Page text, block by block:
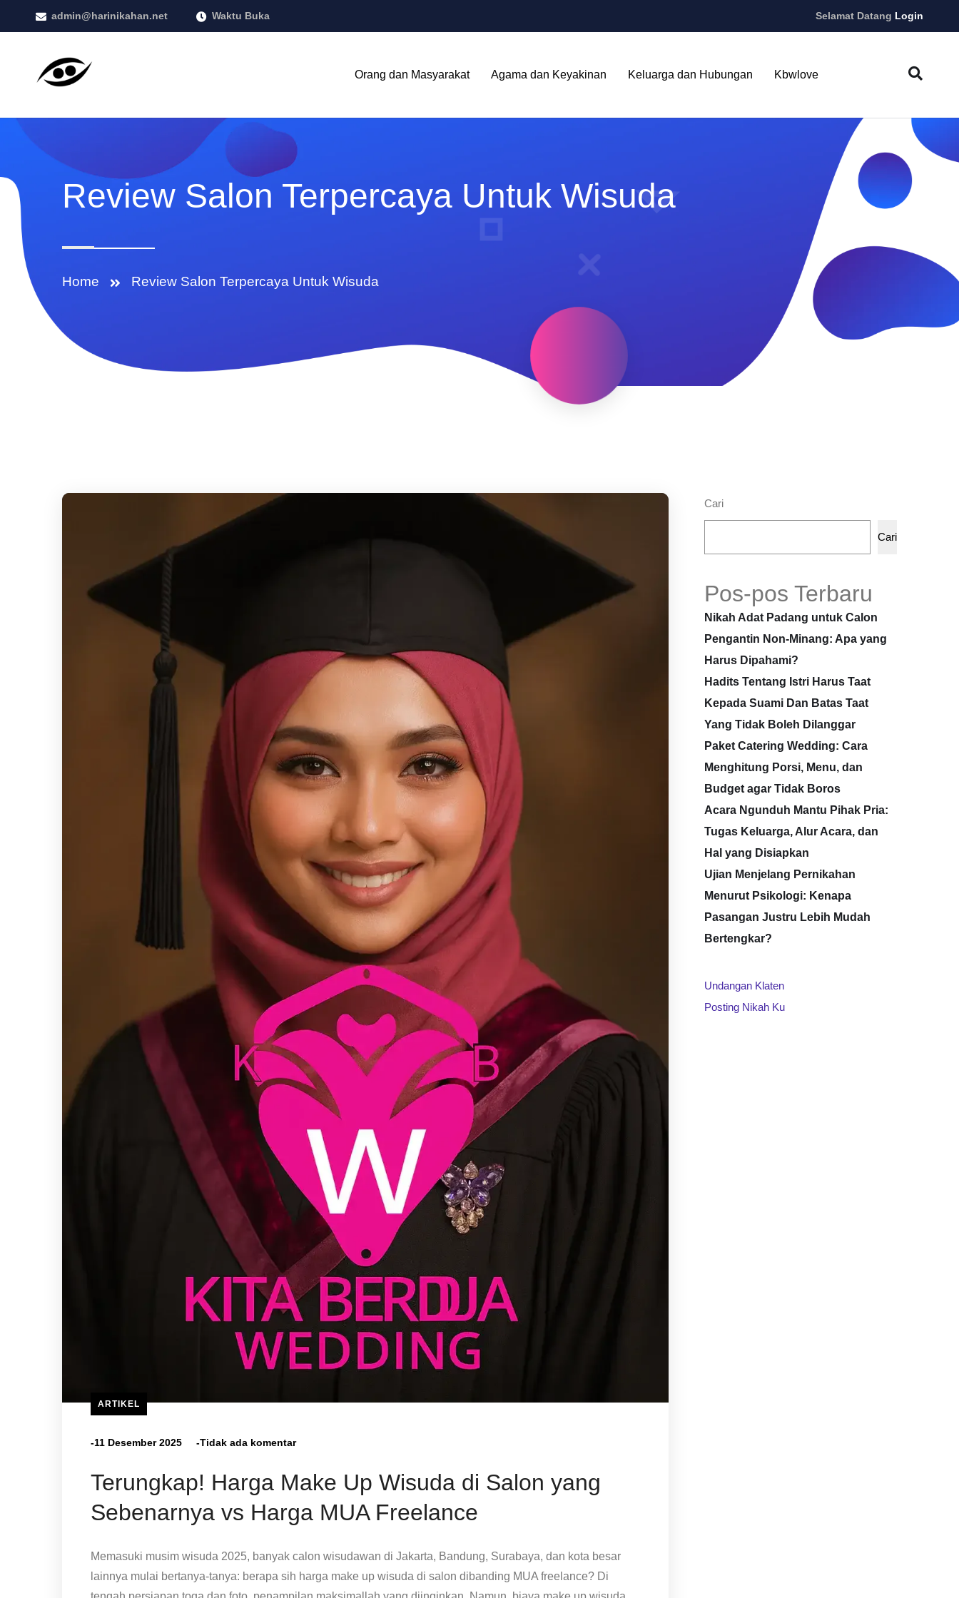
admin@harinikahan.net Waktu Buka Selamat Datang Login
Orang dan Masyarakat Agama dan Keyakinan Keluarga dan Hubungan Kbwlove
Review Salon Terpercaya Untuk Wisuda
Home Review Salon Terpercaya Untuk Wisuda
ARTIKEL
-11 Desember 2025 -Tidak ada komentar
Terungkap! Harga Make Up Wisuda di Salon yang
Sebenarnya vs Harga MUA Freelance
Memasuki musim wisuda 2025, banyak calon wisudawan di Jakarta, Bandung, Surabaya, dan kota besar
lainnya mulai bertanya-tanya: berapa sih harga make up wisuda di salon dibanding MUA freelance? Di
Cari
Cari
Pos-pos Terbaru
Nikah Adat Padang untuk Calon
Pengantin Non-Minang: Apa yang
Harus Dipahami?
Hadits Tentang Istri Harus Taat
Kepada Suami Dan Batas Taat
Yang Tidak Boleh Dilanggar
Paket Catering Wedding: Cara
Menghitung Porsi, Menu, dan
Budget agar Tidak Boros
Acara Ngunduh Mantu Pihak Pria:
Tugas Keluarga, Alur Acara, dan
Hal yang Disiapkan
Ujian Menjelang Pernikahan
Menurut Psikologi: Kenapa
Pasangan Justru Lebih Mudah
Bertengkar?
Undangan Klaten
Posting Nikah Ku